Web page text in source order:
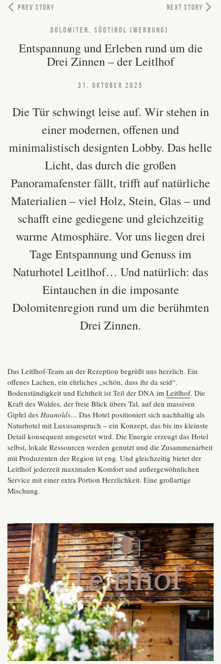
PREV STORY NEXT STORY
DOLOMITEN, SÜDTIROL (WERBUNG)
Entspannung und Erleben rund um die
Drei Zinnen – der Leitlhof
31. OKTOBER 2025
Die Tür schwingt leise auf. Wir stehen in
einer modernen, offenen und
minimalistisch designten Lobby. Das helle
Licht, das durch die großen
Panoramafenster fällt, trifft auf natürliche
Materialien – viel Holz, Stein, Glas – und
schafft eine gediegene und gleichzeitig
warme Atmosphäre. Vor uns liegen drei
Tage Entspannungund Genuss im
Naturhotel Leitlhof… Und natürlich: das
Eintauchen in die imposante
Dolomitenregion rund um die berühmten
Drei Zinnen.
Das Leitlhof-Team an der Rezeption begrüßt uns herzlich. Ein
offenes Lachen, ein ehrliches „schön, dass ihr da seid“.
Bodenständigkeit und Echtheit ist Teil der DNA im Leitlhof. Die
Kraft des Waldes, der freie Blick übers Tal, auf den massiven
Gipfel des Haunolds… Das Hotel positioniert sich nachhaltig als
Naturhotel mit Luxusanspruch – ein Konzept, das bis ins kleinste
Detail konsequent umgesetzt wird. Die Energie erzeugt das Hotel
selbst, lokale Ressourcen werden genutzt und die Zusammenarbeit
mit Produzenten der Region ist eng. Und gleichzeitig bietet der
Leitlhof jederzeit maximalen Komfort und außergewöhnlichen
Service mit einer extra Portion Herzlichkeit. Eine großartige
Mischung.